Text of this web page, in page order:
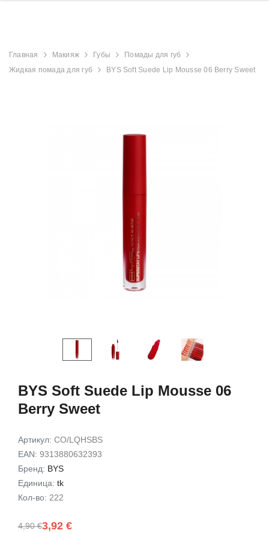
Главная Макияж Губы
Помады для губ
Жидкая помада для губ
BYS Soft Suede Lip Mousse 06 Berry Sweet
BYS Soft Suede Lip Mousse 06
Berry Sweet
Артикул: CO/LQHSBS
EAN: 9313880632393
Бренд: BYS
Единица: tk
Кол-во: 222
3,92 €
4,90 €
Aristocrat Shower